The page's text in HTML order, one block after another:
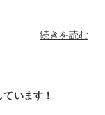
、新作のカラー
けなのでしょう
ーかと思いきや…
可愛いんですけ
続きを読む
います！